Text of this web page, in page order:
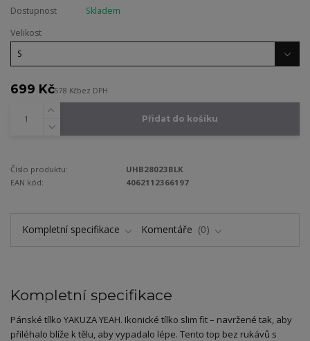
Dostupnost
Skladem
Velikost
699 Kč578 Kčbez DPH
Přidat do košíku
Číslo produktu:
UHB28023BLK
EAN kód:
4062112366197
Kompletní specifikace Komentáře 0
Kompletní specifikace
Pánské tílko YAKUZA YEAH. Ikonické tílko slim fit – navržené tak, aby
přiléhalo blíže k tělu, aby vypadalo lépe. Tento top bez rukávů s